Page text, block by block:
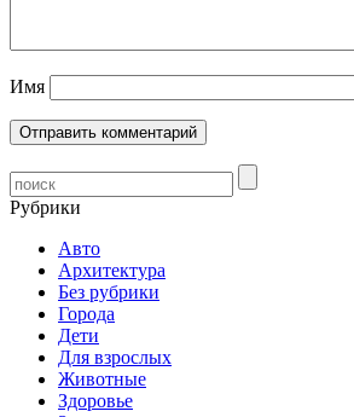
Имя
Рубрики
Авто
Архитектура
Без рубрики
Города
Дети
Для взрослых
Животные
Здоровье